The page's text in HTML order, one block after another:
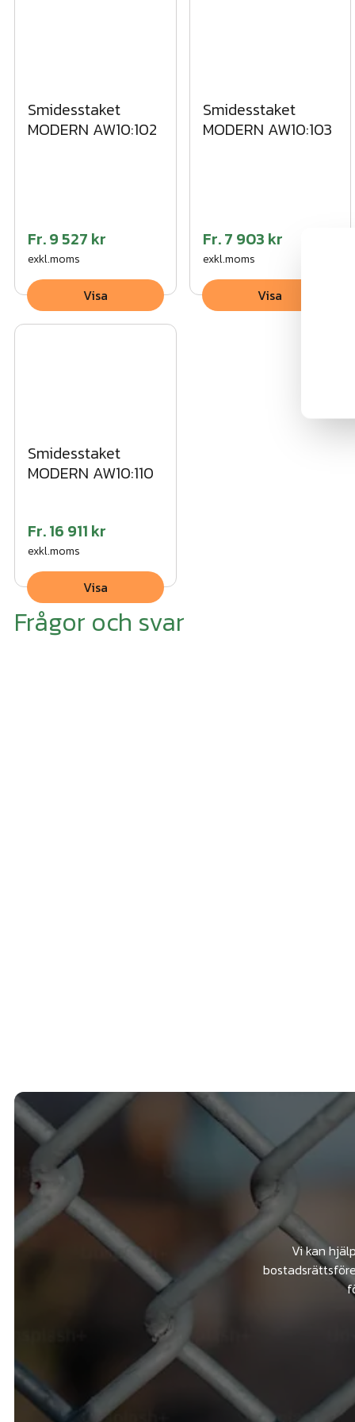
Smidesstaket
MODERN AW10:102
Fr.9 527 kr
exkl.moms
Visa
Smidesstaket
MODERN AW10:103
Fr.7 903 kr
exkl.moms
Visa
Smidesstaket
MODERN AW10:110
Fr.16 911 kr
exkl.moms
Visa
Frågor och svar
Vi kan